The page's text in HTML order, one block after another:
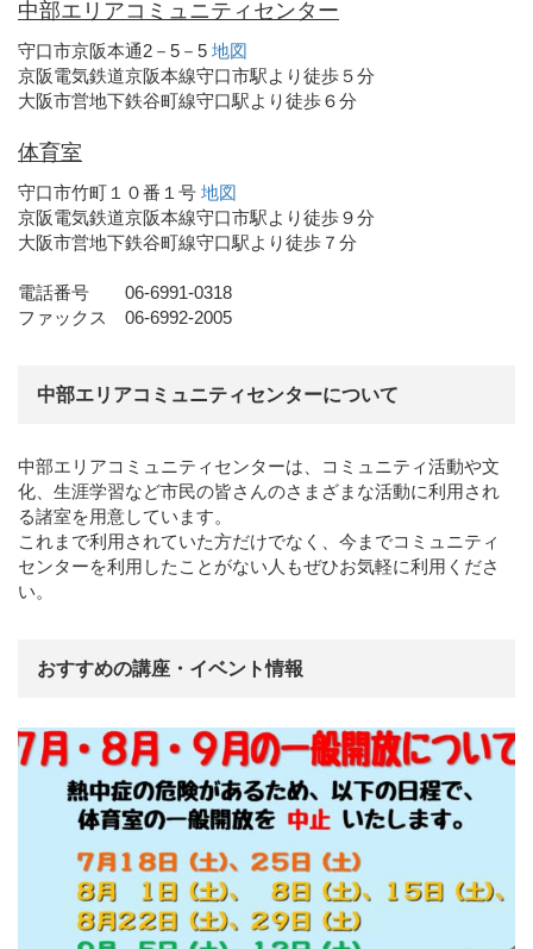
中部エリアコミュニティセンター
守口市京阪本通2－5－5 地図
京阪電気鉄道京阪本線守口市駅より徒歩５分
大阪市営地下鉄谷町線守口駅より徒歩６分
体育室
守口市竹町１０番１号 地図
京阪電気鉄道京阪本線守口市駅より徒歩９分
大阪市営地下鉄谷町線守口駅より徒歩７分
電話番号 06-6991-0318
ファックス 06-6992-2005
中部エリアコミュニティセンターについて
中部エリアコミュニティセンターは、コミュニティ活動や文
化、生涯学習など市民の皆さんのさまざまな活動に利用され
る諸室を用意しています。
これまで利用されていた方だけでなく、今までコミュニティ
センターを利用したことがない人もぜひお気軽に利用くださ
い。
おすすめの講座・イベント情報